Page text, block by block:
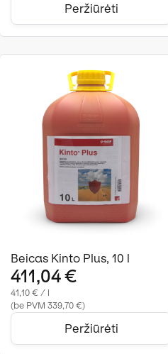
Peržiūrėti
Beicas Kinto Plus, 10 l
411,04 €
41,10 € / l
(be PVM 339,70 €)
Peržiūrėti